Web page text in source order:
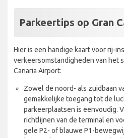
Parkeertips op Gran
Hier is een handige kaart voor rij-
verkeersomstandigheden van het
Canaria Airport:
Zowel de noord- als zuidbaan
gemakkelijke toegang tot de
parkeerplaatsen is eenvoudig.
richtlijnen van de terminal en
gele P2- of blauwe P1-